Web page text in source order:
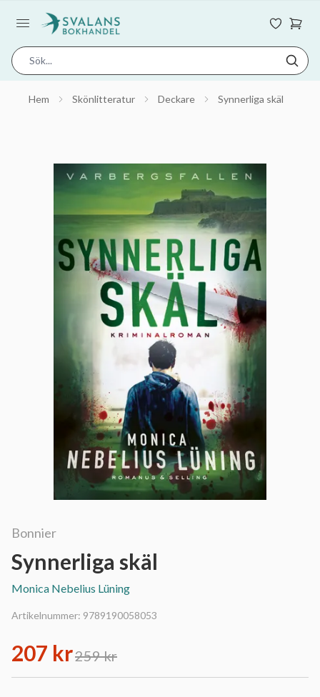
Hem Skönlitteratur Deckare Synnerliga skäl
Bonnier
Synnerliga skäl
Monica Nebelius Lüning
Artikelnummer: 9789190058053
207 kr259 kr